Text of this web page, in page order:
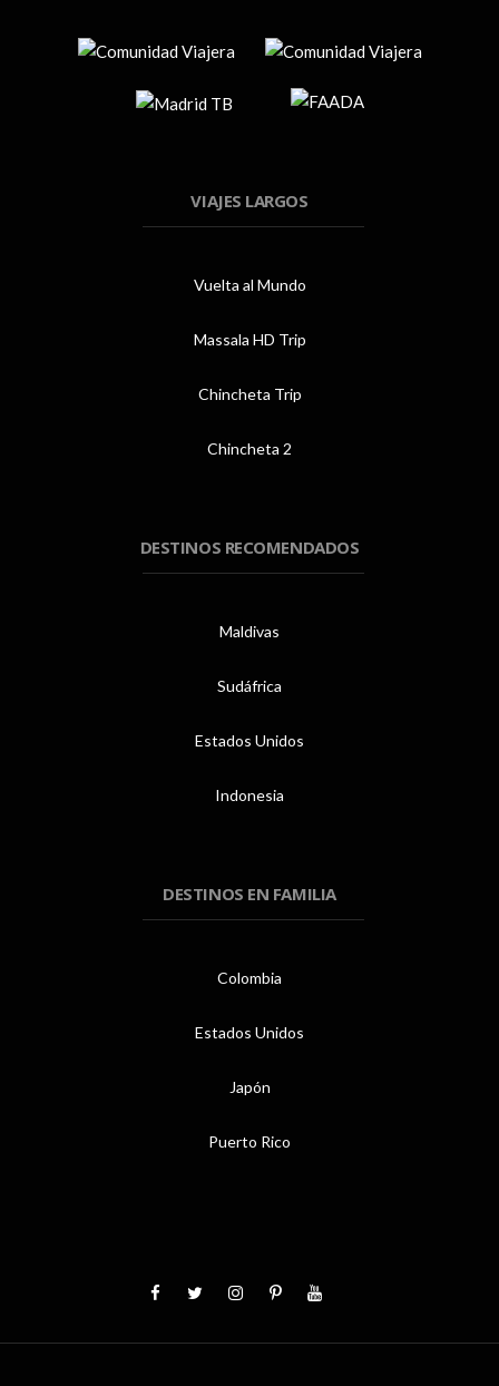
VIAJES LARGOS
Vuelta al Mundo
Massala HD Trip
Chincheta Trip
Chincheta 2
DESTINOS RECOMENDADOS
Maldivas
Sudáfrica
Estados Unidos
Indonesia
DESTINOS EN FAMILIA
Colombia
Estados Unidos
Japón
Puerto Rico